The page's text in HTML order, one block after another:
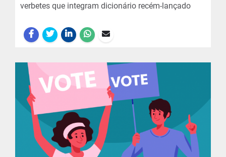
verbetes que integram dicionário recém-lançado